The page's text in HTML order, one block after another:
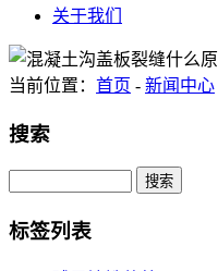
关于我们
当前位置： 首页 - 新闻中心
搜索
Search
标签列表